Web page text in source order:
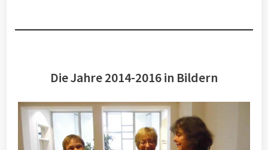
Die Jahre 2014-2016 in Bildern